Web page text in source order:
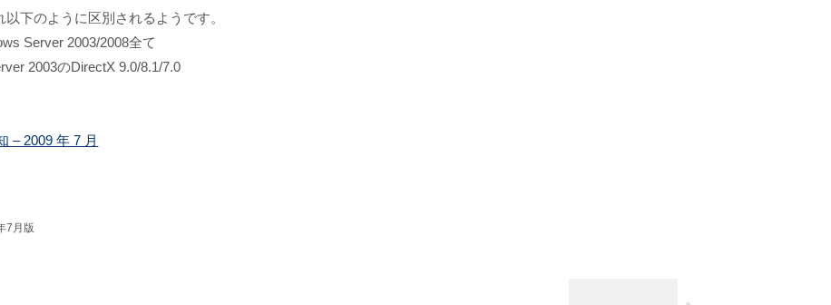
下のように区別されるようです。
Server 2003/2008全て
2003のDirectX 9.0/8.1/7.0
– 2009 年 7 月
7月版